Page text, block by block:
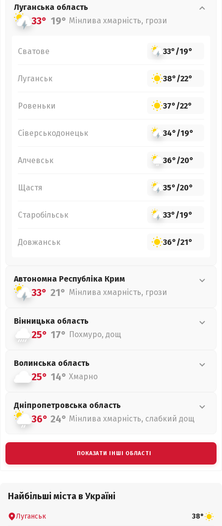
Луганська область
33° 19° Мінлива хмарність, грози
Сватове 33°/19°
Луганськ 38°/22°
Ровеньки 37°/22°
Сіверськодонецьк 34°/19°
Алчевськ 36°/20°
Щастя 35°/20°
Старобільськ 33°/19°
Довжанськ 36°/21°
Автономна Республіка Крим
33° 21° Мінлива хмарність, грози
Вінницька область
25° 17° Похмуро, дощ
Волинська область
25° 14° Хмарно
Дніпропетровська область
36° 24° Мінлива хмарність, слабкий дощ
ПОКАЗАТИ ІНШІ ОБЛАСТІ
Найбільші міста в Україні
Луганськ 38°